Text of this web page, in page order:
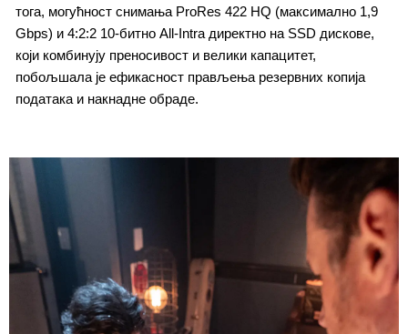
тога, могућност снимања ProRes 422 HQ (максимално 1,9
Gbps) и 4:2:2 10-битно All-Intra директно на SSD дискове,
који комбинују преносивост и велики капацитет,
побољшала је ефикасност прављења резервних копија
података и накнадне обраде.